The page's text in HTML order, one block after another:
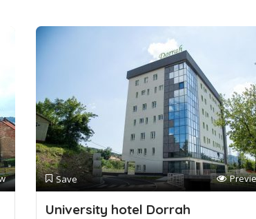
Save
University hotel Dorrah